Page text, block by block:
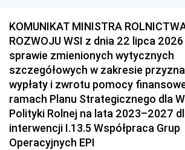
KOMUNIKAT MINISTRA
ROZWOJU WSI z dnia 22 lipca 2026
sprawie zmienionych wytycznych
szczegółowych w zakresie
wypłaty i zwrotu pomocy
ramach Planu Strategicznego dla
Polityki Rolnej na lata 2023–2027
interwencji I.13.5 Współpraca Grup
Operacyjnych EPI